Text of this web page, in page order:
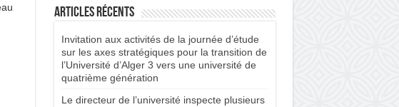
Articles récents
Invitation aux activités de la journée d’étude
sur les axes stratégiques pour la transition de
l’Université d’Alger 3 vers une université de
quatrième génération
Le directeur de l’université inspecte plusieurs